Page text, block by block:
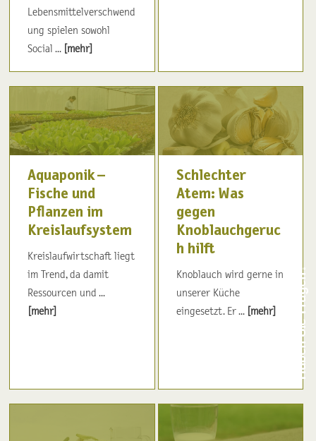
Lebensmittelverschwend
ung spielen sowohl
Social ... [mehr]
Aquaponik –
Fische und
Pflanzen im
Kreislaufsystem
Kreislaufwirtschaft liegt
im Trend, da damit
Ressourcen und ...
[mehr]
Schlechter
Atem: Was
gegen
Knoblauchgeruc
h hilft
Knoblauch wird gerne in
unserer Küche
eingesetzt. Er ... [mehr]